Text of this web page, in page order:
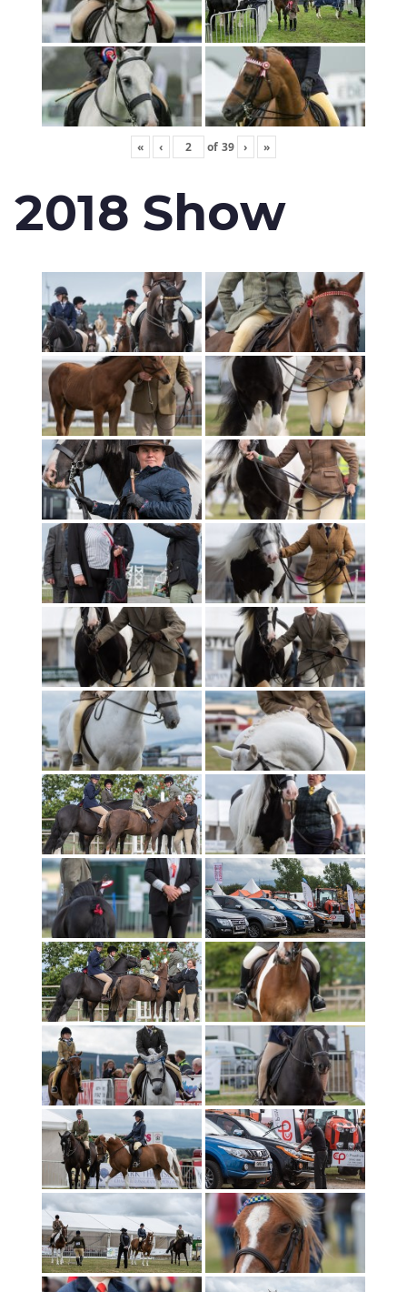
« ‹ of 39 › »
2018 Show